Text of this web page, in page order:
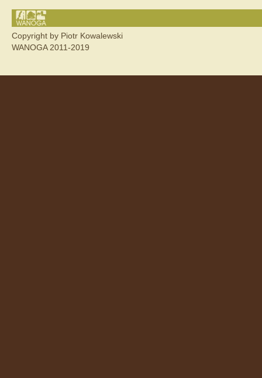
Copyright by Piotr Kowalewski
WANOGA 2011-2019